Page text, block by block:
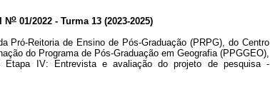
No 01/2022 - Turma 13 (2023-2025)
Pró-Reitoria de Ensino de Pós-Graduação (PRPG), do Centro
do Programa de Pós-Graduação em Geografia (PPGGEO),
IV: Entrevista e avaliação do projeto de pesquisa -